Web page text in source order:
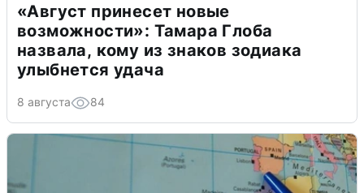
«Август принесет новые
возможности»: Тамара Глоба
назвала, кому из знаков зодиака
улыбнется удача
8 августа 84